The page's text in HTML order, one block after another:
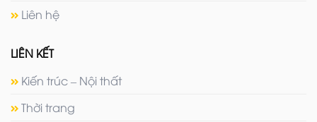
Liên hệ
LIÊN KẾT
Kiến trúc – Nội thất
Thời trang